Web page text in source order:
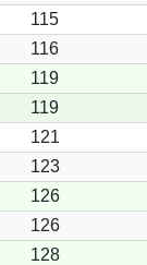
115
116
119
119
121
123
126
126
128